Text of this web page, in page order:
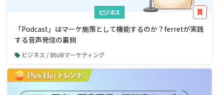
ビジネス
「Podcast」はマーケ施策として機能するのか？ferretが実践
する音声発信の裏側
ビジネス / BtoBマーケティング